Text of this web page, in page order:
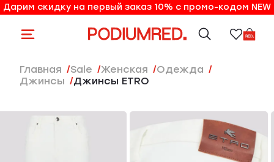
10% на первый заказ по промо-коду NEW
Дарим скидку на первый заказ 10% с промо-кодом NEW
Главная Sale женская
Одежда
Джинсы
Джинсы ETRO